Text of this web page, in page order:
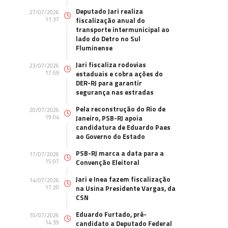
27/07/2026
11:37
Deputado Jari realiza
fiscalização anual do
transporte intermunicipal ao
lado do Detro no Sul
Fluminense
23/07/2026
17:59
Jari fiscaliza rodovias
estaduais e cobra ações do
DER-RJ para garantir
segurança nas estradas
20/07/2026
19:04
Pela reconstrução do Rio de
Janeiro, PSB-RJ apoia
candidatura de Eduardo Paes
ao Governo do Estado
17/07/2026
15:07
PSB-RJ marca a data para a
Convenção Eleitoral
14/07/2026
17:20
Jari e Inea fazem fiscalização
na Usina Presidente Vargas, da
CSN
10/07/2026
14:39
Eduardo Furtado, pré-
candidato a Deputado Federal